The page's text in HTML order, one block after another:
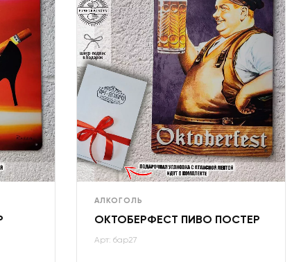
АЛКОГОЛЬ
ОКТОБЕРФЕСТ ПИВО ПОСТЕР
Арт: бар27